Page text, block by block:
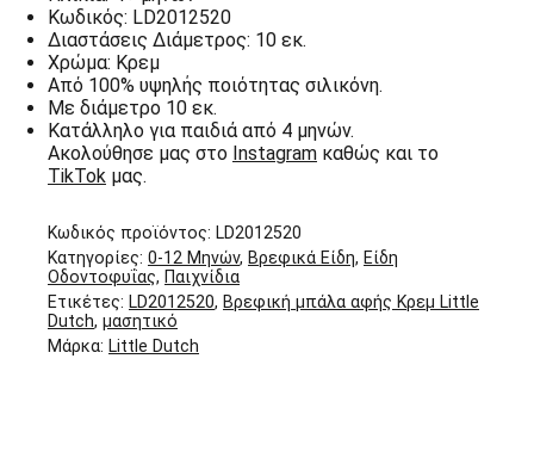
Κωδικός: LD2012520
Διαστάσεις Διάμετρος: 10 εκ.
Χρώμα: Κρεμ
Από 100% υψηλής ποιότητας σιλικόνη.
Με διάμετρο 10 εκ.
Κατάλληλο για παιδιά από 4 μηνών.
Ακολούθησε μας στο Instagram καθώς και το
TikTok μας.
Κωδικός προϊόντος: LD2012520
Κατηγορίες: 0-12 Μηνών, Βρεφικά Είδη, Είδη
Οδοντοφυΐας, Παιχνίδια
Ετικέτες: LD2012520, Βρεφική μπάλα αφής Κρεμ Little
Dutch, μασητικό
Μάρκα: Little Dutch